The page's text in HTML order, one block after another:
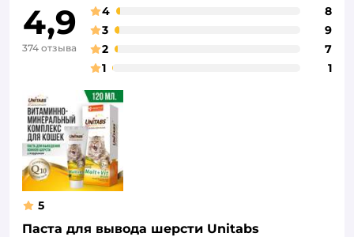
4,9
374 отзыва
4
8
3
9
2
7
1
1
5
Паста для вывода шерсти Unitabs